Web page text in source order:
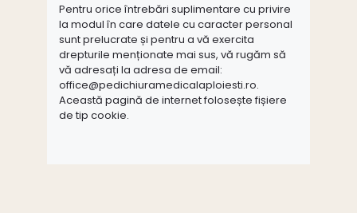
Pentru orice întrebări suplimentare cu privire
la modul în care datele cu caracter personal
sunt prelucrate și pentru a vă exercita
drepturile menționate mai sus, vă rugăm să
vă adresați la adresa de email:
office@pedichiuramedicalaploiesti.ro.
Această pagină de internet folosește fișiere
de tip cookie.